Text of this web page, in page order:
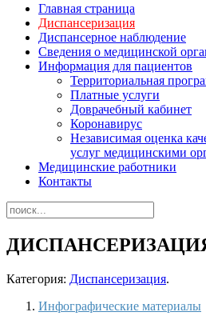
Главная страница
Диспансеризация
Диспансерное наблюдение
Сведения о медицинской
Информация для пациентов
Территориальная
Платные услуги
Доврачебный кабинет
Коронавирус
Независимая оценка
услуг медицинскими
Медицинские работники
Контакты
Категория: Диспансеризация.
Инфографические материалы